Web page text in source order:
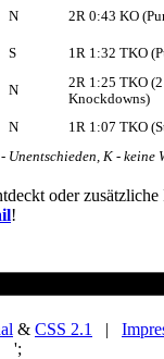
N 2R 0:43 KO
S 1R 1:32 TKO
N
2R 1:25 TKO (2
Knockdowns)
N 1R 1:07 TKO
Unentschieden, K - keine
oder
!
& CSS 2.1 |
';